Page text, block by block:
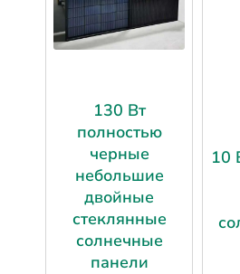
130 Вт
полностью
черные
небольшие
двойные
стеклянные
солнечные
панели
10